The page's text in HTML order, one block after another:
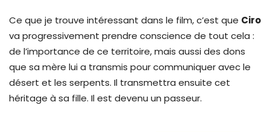
Ce que je trouve intéressant dans le film, c’est que Ciro
va progressivement prendre conscience de tout cela :
de l’importance de ce territoire, mais aussi des dons
que sa mère lui a transmis pour communiquer avec le
désert et les serpents. Il transmettra ensuite cet
héritage à sa fille. Il est devenu un passeur.